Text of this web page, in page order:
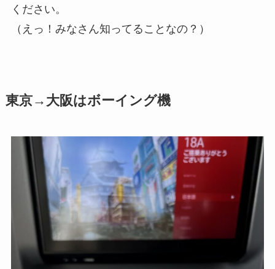
ください。
（えっ！みなさん知ってることなの？）
東京→大阪はボーイング機